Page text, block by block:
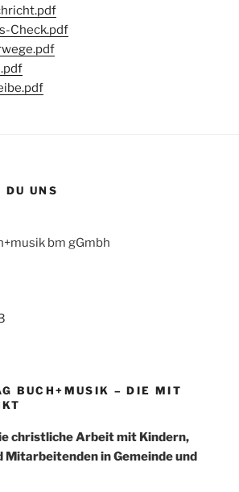
Check.pdf
UNS
bm gGmbh
BUCH+MUSIK – DIE MIT
christliche Arbeit mit Kindern,
Mitarbeitenden in Gemeinde und